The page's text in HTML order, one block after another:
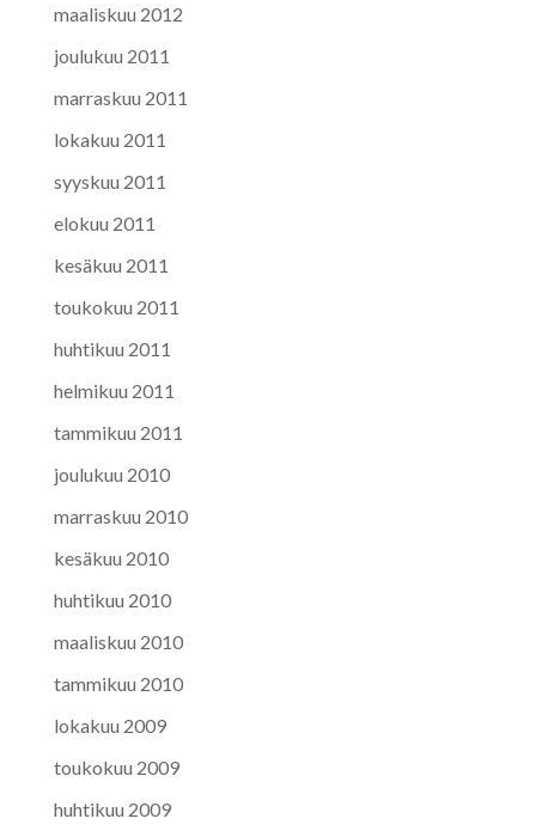
maaliskuu 2012
joulukuu 2011
marraskuu 2011
lokakuu 2011
syyskuu 2011
elokuu 2011
kesäkuu 2011
toukokuu 2011
huhtikuu 2011
helmikuu 2011
tammikuu 2011
joulukuu 2010
marraskuu 2010
kesäkuu 2010
huhtikuu 2010
maaliskuu 2010
tammikuu 2010
lokakuu 2009
toukokuu 2009
huhtikuu 2009